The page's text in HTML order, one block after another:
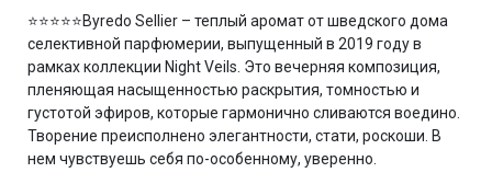
⭐⭐⭐⭐⭐Byredo Sellier – теплый аромат от шведского дома
селективной парфюмерии, выпущенный в 2019 году в
рамках коллекции Night Veils. Это вечерняя композиция,
пленяющая насыщенностью раскрытия, томностью и
густотой эфиров, которые гармонично сливаются воедино.
Творение преисполнено элегантности, стати, роскоши. В
нем чувствуешь себя по-особенному, уверенно.